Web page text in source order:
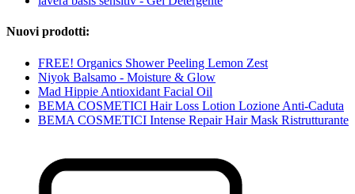
Nuovi prodotti:
FREE! Organics Shower Peeling Lemon Zest
Niyok Balsamo - Moisture & Glow
Mad Hippie Antioxidant Facial Oil
BEMA COSMETICI Hair Loss Lotion Lozione Anti-Caduta
BEMA COSMETICI Intense Repair Hair Mask Ristrutturante